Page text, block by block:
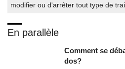
modifier ou d'arrêter tout type de
En parallèle
Comment se
dos?